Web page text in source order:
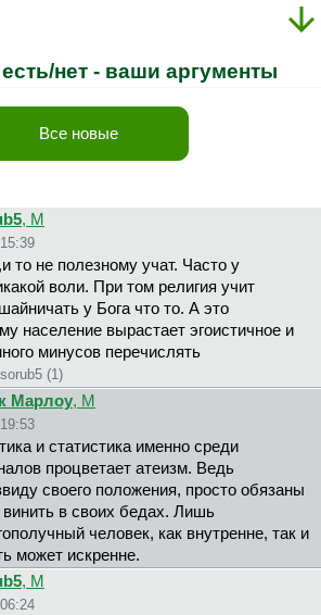
нет - ваши аргументы
Все новые
, М
то не полезному учат. Часто у
воли. При том религия учит
у Бога что то. А это
население вырастает эгоистичное и
минусов перечислять
(1)
Марлоу, М
и статистика именно среди
процветает атеизм. Ведь
своего положения, просто обязаны
винить в своих бедах. Лишь
человек, как внутренне, так и
может искренне.
, М